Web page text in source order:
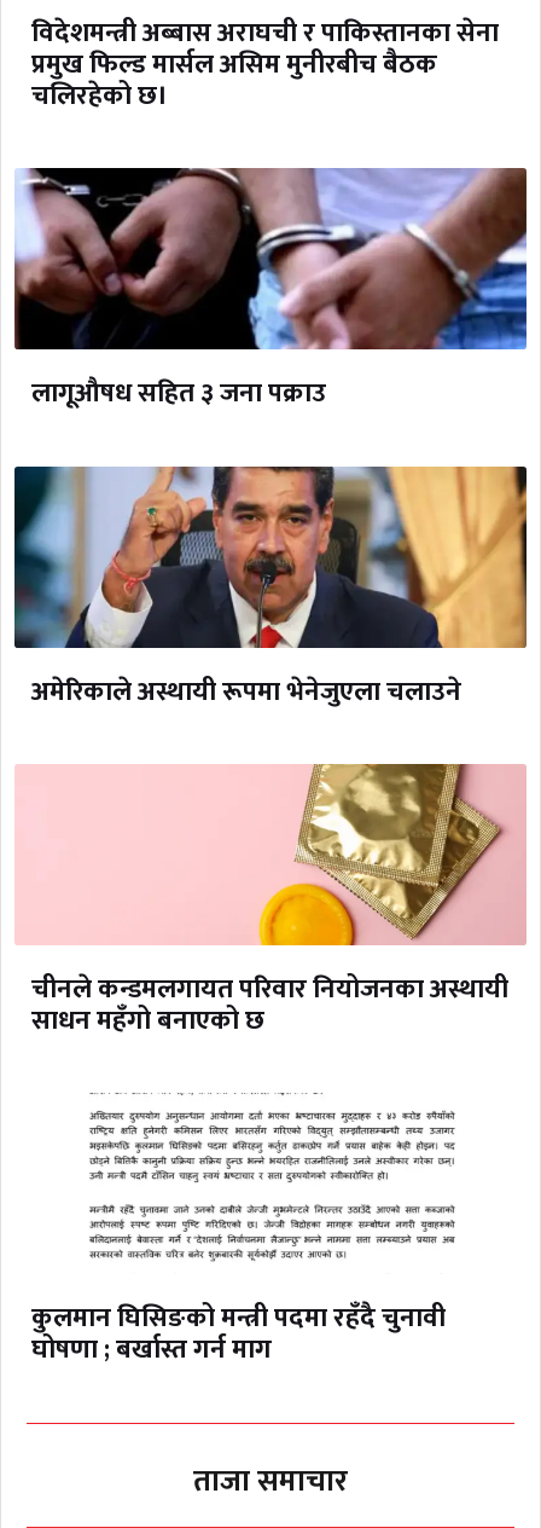
विदेशमन्त्री अब्बास अराघची र पाकिस्तानका सेना
प्रमुख फिल्ड मार्सल असिम मुनीरबीच बैठक
चलिरहेको छ।
लागूऔषध सहित ३ जना पक्राउ
अमेरिकाले अस्थायी रूपमा भेनेजुएला चलाउने
चीनले कन्डमलगायत परिवार नियोजनका अस्थायी
साधन महँगो बनाएको छ
कुलमान घिसिङको मन्त्री पदमा रहँदै चुनावी
घोषणा ; बर्खास्त गर्न माग
ताजा समाचार